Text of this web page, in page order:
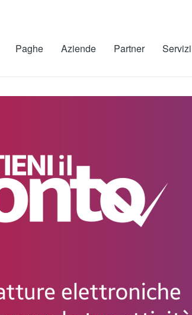
Paghe Aziende Partner Servizi